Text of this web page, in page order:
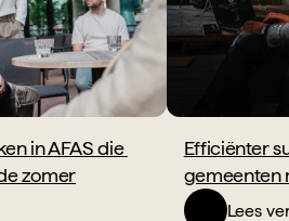
in AFAS die
zomer
Efficiënter
gemeenten
Lees